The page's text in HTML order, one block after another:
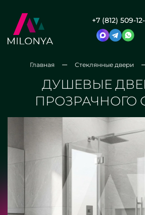
+7 (812) 509-
Главная Стеклянные двери
ДУШЕВЫЕ
ПРОЗРАЧНОГО